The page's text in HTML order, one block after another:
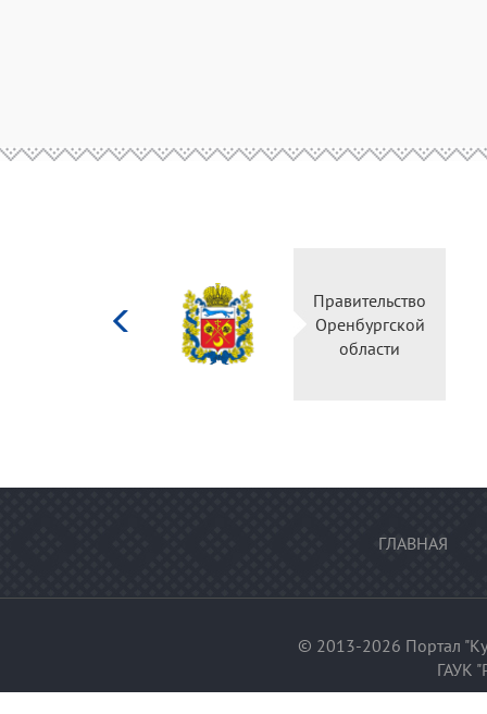
Правительство
Оренбургской
области
ГЛАВНАЯ
© 2013-2026 Портал
ГАУК